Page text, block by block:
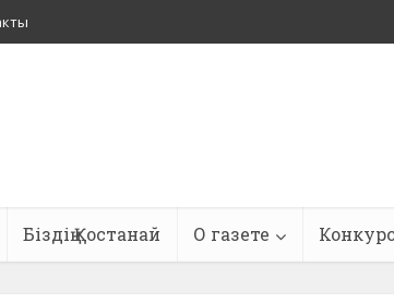
Біздің Қостанай О газете